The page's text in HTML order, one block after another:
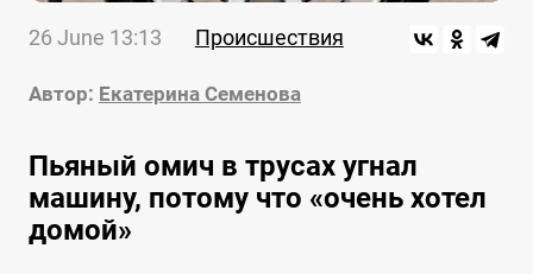
26 June 13:13 Происшествия
Автор: Екатерина Семенова
Пьяный омич в трусах угнал
машину, потому что «очень хотел
домой»